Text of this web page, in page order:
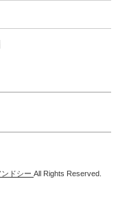
ドシー All Rights Reserved.